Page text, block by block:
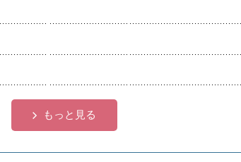
学校・幼稚園・神学校
医療・福祉
宿泊・研修施設
もっと見る